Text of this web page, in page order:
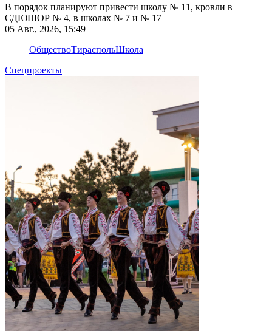
В порядок планируют привести школу № 11, кровли в
СДЮШОР № 4, в школах № 7 и № 17
05 Авг., 2026, 15:49
ОбществоТираспольШкола
Спецпроекты